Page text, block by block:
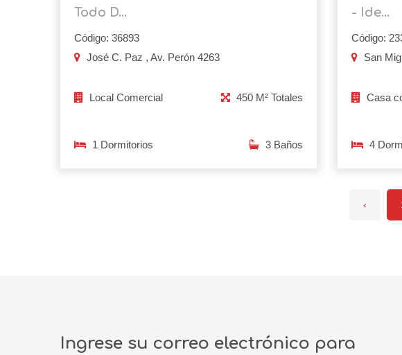
Todo D...
Código: 36893
José C. Paz , Av. Perón 4263
Local Comercial 450 M² Totales
1 Dormitorios 3 Baños
- Ide...
Código:
San
Casa
4
‹
Ingrese su correo electrónico para